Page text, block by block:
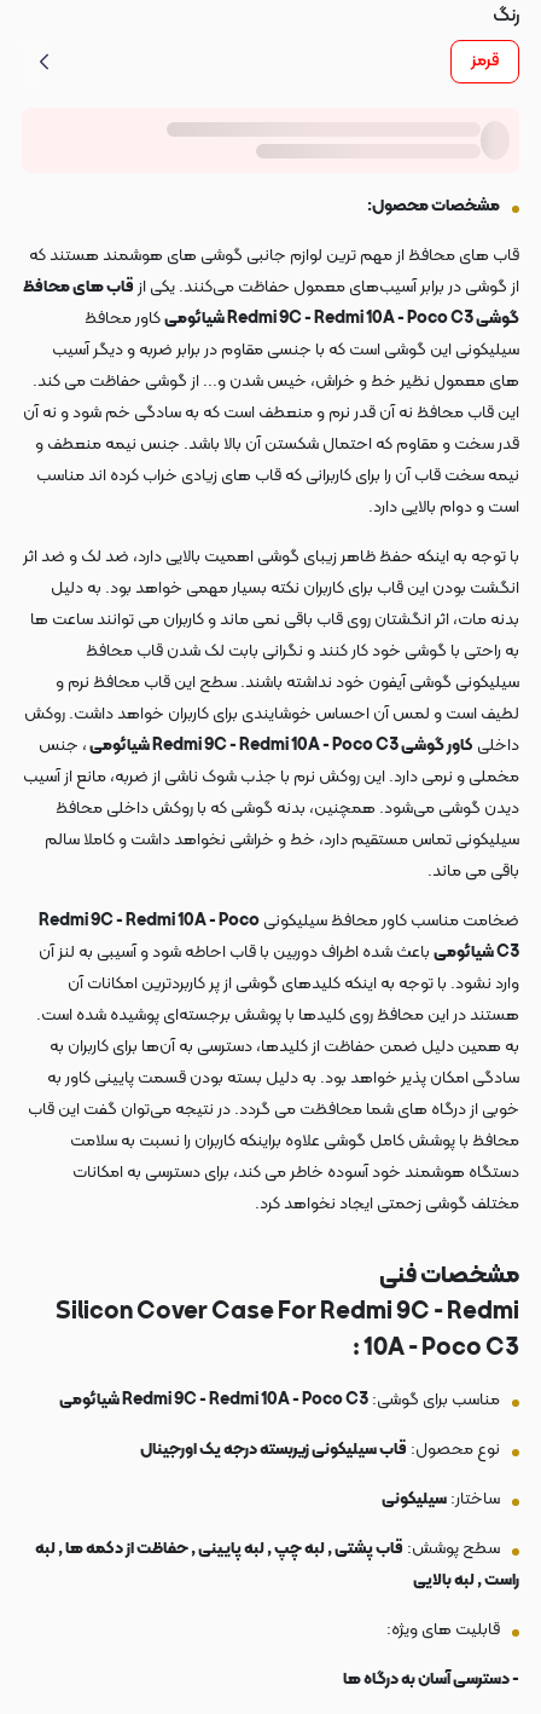
رنگ
قرمز
مشخصات محصول:
قاب های محافظ از مهم ترین لوازم جانبی گوشی های هوشمند هستند که
از گوشی در برابر آسیب‌های معمول حفاظت می‌کنند. یکی از قاب های محافظ
گوشی Redmi 9C - Redmi 10A - Poco C3 شیائومی
کاور محافظ
سیلیکونی این گوشی است که با جنسی مقاوم در برابر ضربه و دیگر آسیب
های معمول نظیر خط و خراش، خیس شدن و... از گوشی حفاظت می کند.
این قاب محافظ نه آن قدر نرم و منعطف است که به سادگی خم شود و نه آن
قدر سخت و مقاوم که احتمال شکستن آن بالا باشد. جنس نیمه منعطف و
نیمه سخت قاب آن را برای کاربرانی که قاب های زیادی خراب کرده اند مناسب
است و دوام بالایی دارد.
با توجه به اینکه حفظ ظاهر زیبای گوشی اهمیت بالایی دارد، ضد لک و ضد اثر
انگشت بودن این قاب برای کاربران نکته بسیار مهمی خواهد بود. به دلیل
بدنه مات، اثر انگشتان روی قاب باقی نمی ماند و کاربران می توانند ساعت ها
به راحتی با گوشی خود کار کنند و نگرانی بابت لک شدن قاب محافظ
سیلیکونی گوشی آیفون خود نداشته باشند. سطح این قاب محافظ نرم و
لطیف است و لمس آن احساس خوشایندی برای کاربران خواهد داشت. روکش
داخلی کاور گوشی Redmi 9C - Redmi 10A - Poco C3 شیائومی
، جنس
مخملی و نرمی دارد. این روکش نرم با جذب شوک ناشی از ضربه، مانع از آسیب
دیدن گوشی می‌شود. همچنین، بدنه گوشی که با روکش داخلی محافظ
سیلیکونی تماس مستقیم دارد، خط و خراشی نخواهد داشت و کاملا سالم
باقی می ماند.
ضخامت مناسب کاور محافظ سیلیکونیRedmi 9C - Redmi 10A - Poco
C3 شیائومی
باعث شده اطراف دوربین با قاب احاطه شود و آسیبی به لنز آن
وارد نشود. با توجه به اینکه کلیدهای گوشی از پر کاربردترین امکانات آن
هستند در این محافظ روی کلیدها با پوشش برجسته‌ای پوشیده شده است.
به همین دلیل ضمن حفاظت از کلیدها، دسترسی به آن‌ها برای کاربران به
سادگی امکان پذیر خواهد بود. به دلیل بسته بودن قسمت پایینی کاور به
خوبی از درگاه های شما محافظت می گردد. در نتیجه می‌توان گفت این قاب
محافظ با پوشش کامل گوشی علاوه براینکه کاربران را نسبت به سلامت
دستگاه هوشمند خود آسوده خاطر می کند، برای دسترسی به امکانات
مختلف گوشی زحمتی ایجاد نخواهد کرد.
مشخصات فنی
Silicon Cover Case For Redmi 9C - Redmi
10A - Poco C3 :
مناسب برای گوشی:Redmi 9C - Redmi 10A - Poco C3 شیائومی
نوع محصول: قاب سیلیکونی زیربسته درجه یک اورجینال
ساختار:سیلیکونی
سطح پوشش: قاب پشتی , لبه چپ , لبه پایینی , حفاظت از دکمه ها , لبه
راست , لبه بالایی
قابلیت های ویژه:
- دسترسی آسان به درگاه ها